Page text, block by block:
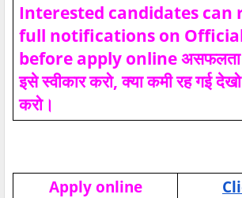
Interested candidates can
full notifications on
before apply online असफलता
इसे स्वीकार करो, क्या कमी रह गई
करो।
Apply online